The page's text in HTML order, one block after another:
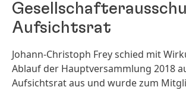
Aufsichtsrat
Johann-Christoph Frey schied mit
Ablauf der Hauptversammlung 2018
Aufsichtsrat aus und wurde zum